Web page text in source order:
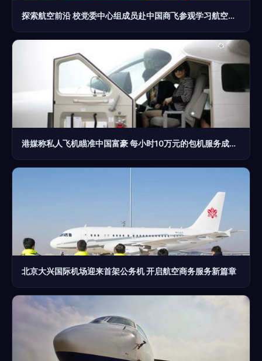
探索航空前沿 校党委中心组成员赴中国商飞参观学习航空商务服务
港媒称私人飞机瞄准中国富豪 每小时10万元的包机服务成高端商务新宠
北京大兴国际机场迎来首架公务机 开启航空商务服务新篇章